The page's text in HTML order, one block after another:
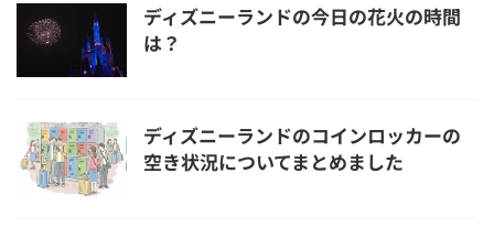
ディズニーランドの今日の花火の時間
は？
ディズニーランドのコインロッカーの
空き状況についてまとめました